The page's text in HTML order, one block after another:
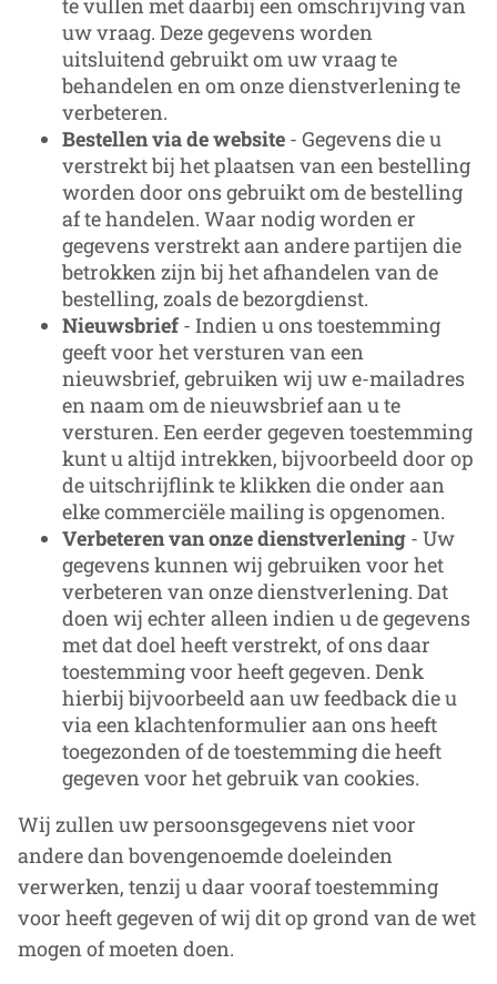
uw vraag. Deze gegevens worden
uitsluitend gebruikt om uw vraag te
behandelen en om onze dienstverlening te
verbeteren.
Bestellen via de website - Gegevens die u
verstrekt bij het plaatsen van een bestelling
worden door ons gebruikt om de bestelling
af te handelen. Waar nodig worden er
gegevens verstrekt aan andere partijen die
betrokken zijn bij het afhandelen van de
bestelling, zoals de bezorgdienst.
Nieuwsbrief - Indien u ons toestemming
geeft voor het versturen van een
nieuwsbrief, gebruiken wij uw e-mailadres
en naam om de nieuwsbrief aan u te
versturen. Een eerder gegeven toestemming
kunt u altijd intrekken, bijvoorbeeld door op
de uitschrijflink te klikken die onder aan
elke commerciële mailing is opgenomen.
Verbeteren van onze dienstverlening - Uw
gegevens kunnen wij gebruiken voor het
verbeteren van onze dienstverlening. Dat
doen wij echter alleen indien u de gegevens
met dat doel heeft verstrekt, of ons daar
toestemming voor heeft gegeven. Denk
hierbij bijvoorbeeld aan uw feedback die u
via een klachtenformulier aan ons heeft
toegezonden of de toestemming die heeft
gegeven voor het gebruik van cookies.
Wij zullen uw persoonsgegevens niet voor
andere dan bovengenoemde doeleinden
verwerken, tenzij u daar vooraf toestemming
voor heeft gegeven of wij dit op grond van de wet
mogen of moeten doen.